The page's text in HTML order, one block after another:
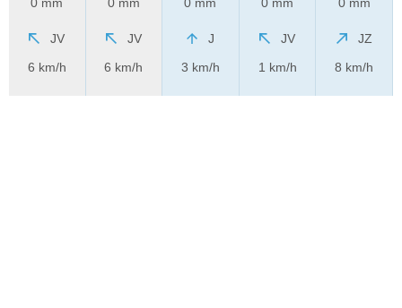
JV
6 km/h
JV
6 km/h
J
3 km/h
JV
1 km/h
JZ
8 km/h